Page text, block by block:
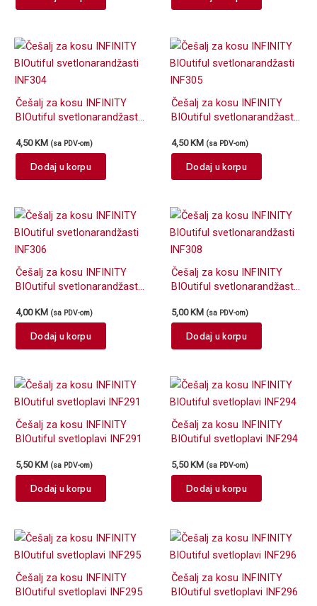
Češalj za kosu INFINITY
BIOutiful svetlonarandžasti
4,50KM (sa PDV-om)
Dodaj u korpu
Češalj za kosu INFINITY
BIOutiful svetlonarandžasti
4,50KM (sa PDV-om)
Dodaj u korpu
Češalj za kosu INFINITY
BIOutiful svetlonarandžasti
4,00 KM (sa PDV-om)
Dodaj u korpu
Češalj za kosu INFINITY
BIOutiful svetlonarandžasti
5,00 KM (sa PDV-om)
Dodaj u korpu
Češalj za kosu INFINITY
BIOutiful svetloplavi INF291
5,50 KM (sa PDV-om)
Dodaj u korpu
Češalj za kosu INFINITY
BIOutiful svetloplavi INF294
5,50 KM (sa PDV-om)
Dodaj u korpu
Češalj za kosu INFINITY
BIOutiful svetloplavi INF295
Češalj za kosu INFINITY
BIOutiful svetloplavi INF296